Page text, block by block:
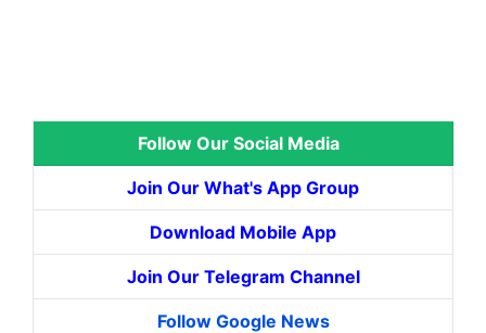
Follow Our Social Media
Join Our What's App Group
Download Mobile App
Join Our Telegram Channel
Follow Google News